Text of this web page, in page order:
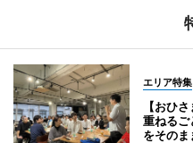
エリア特集
【おひ
重ねるご
をその